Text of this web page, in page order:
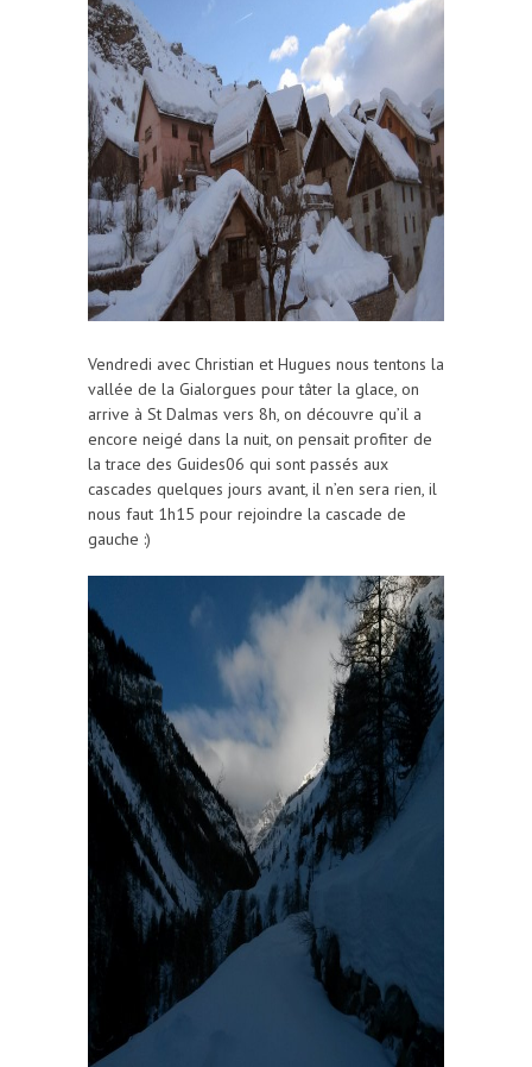
Vendredi avec Christian et Hugues nous tentons la
vallée de la Gialorgues pour tâter la glace, on
arrive à St Dalmas vers 8h, on découvre qu’il a
encore neigé dans la nuit, on pensait profiter de
la trace des Guides06 qui sont passés aux
cascades quelques jours avant, il n’en sera rien, il
nous faut 1h15 pour rejoindre la cascade de
gauche :)